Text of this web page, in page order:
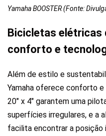
Yamaha BOOSTER (Fonte:
Bicicletas elétricas
conforto e
Além de estilo e
Yamaha oferece conforto e
20″ x 4″ garantem uma
superfícies irregulares, e a
facilita encontrar a posição